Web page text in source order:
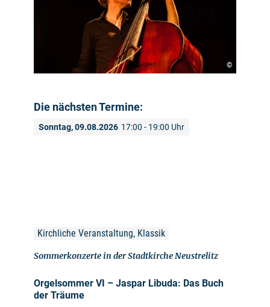
©
Die nächsten Termine:
Sonntag, 09.08.2026 17:00 - 19:00 Uhr
Kirchliche Veranstaltung, Klassik
Sommerkonzerte in der Stadtkirche Neustrelitz
Orgelsommer VI – Jaspar Libuda: Das Buch
der Träume